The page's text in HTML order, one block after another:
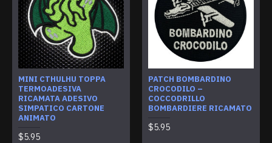
MINI CTHULHU TOPPA
TERMOADESIVA
RICAMATA ADESIVO
SIMPATICO CARTONE
ANIMATO
$5.95
PATCH BOMBARDINO
CROCODILO –
COCCODRILLO
BOMBARDIERE RICAMATO
$5.95